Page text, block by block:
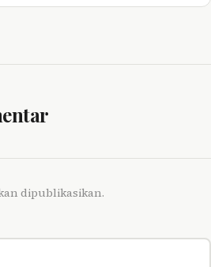
dipublikasikan.